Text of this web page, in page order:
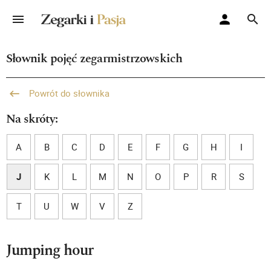
Słownik pojęć zegarmistrzowskich
Powrót do słownika
Na skróty:
A B C D E F G H I
J K L M N O P R S
T U W V Z
Jumping hour